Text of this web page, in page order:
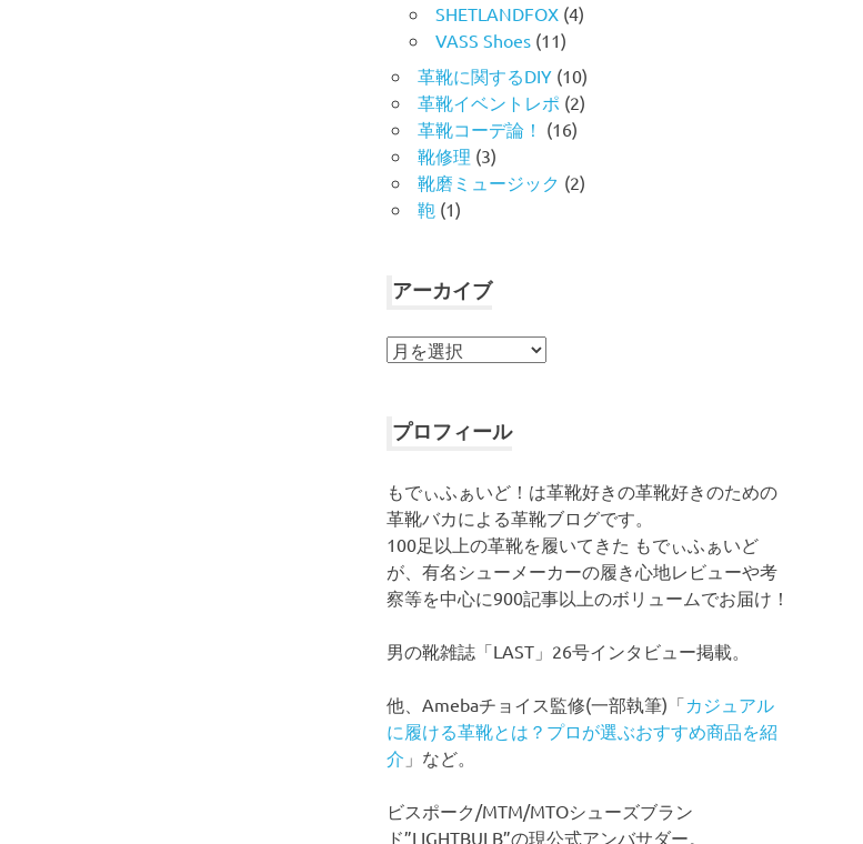
SHETLANDFOX (4)
VASS Shoes (11)
革靴に関するDIY (10)
革靴イベントレポ (2)
革靴コーデ論！ (16)
靴修理 (3)
靴磨ミュージック (2)
鞄 (1)
アーカイブ
ア
イ
プロフィール
もでぃふぁいど！は革靴好きの革靴好きのための
革靴バカによる革靴ブログです。
100足以上の革靴を履いてきた もでぃふぁいど
が、有名シューメーカーの履き心地レビューや考
察等を中心に900記事以上のボリュームでお届け！
男の靴雑誌「LAST」26号インタビュー掲載。
他、Amebaチョイス監修(一部執筆)「カジュアル
に履ける革靴とは？プロが選ぶおすすめ商品を紹
介 」など。
ビスポーク/MTM/MTOシューズブラン
ド”LIGHTBULB”の現公式アンバサダー。